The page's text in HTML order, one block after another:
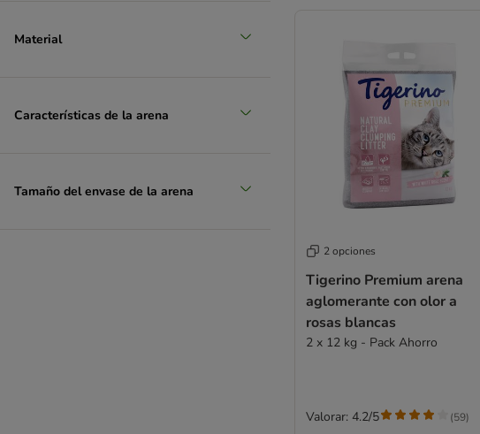
Material
Características de la arena
Tamaño del envase de la arena
2 opciones
Tigerino Premium arena
aglomerante con olor a
rosas blancas
2 x 12 kg - Pack Ahorro
Valorar: 4.2/5 (59)